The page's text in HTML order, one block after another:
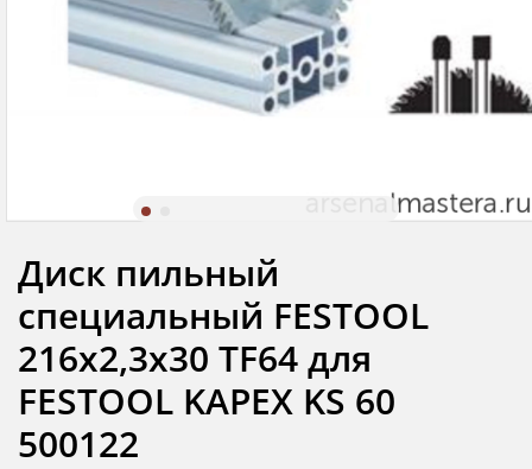
Диск пильный
специальный FESTOOL
216x2,3x30 TF64 для
FESTOOL KAPEX KS 60
500122